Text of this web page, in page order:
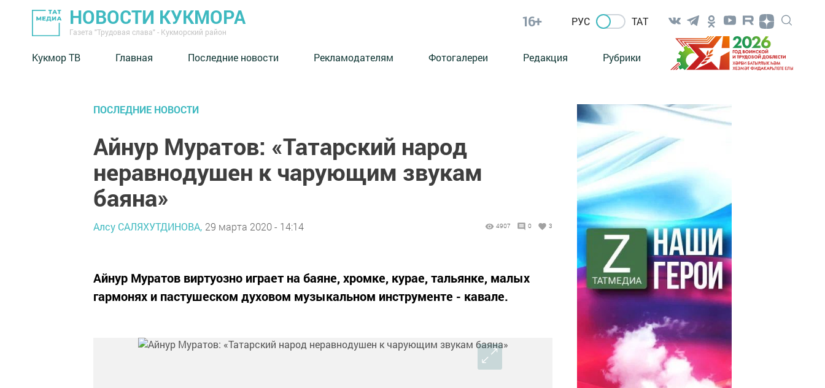
НОВОСТИ КУКМОРА
Газета "Трудовая слава" - Кукморский район
16+ РУС ТАТ
Кукмор ТВ Главная Последние новости Рекламодателям Фотогалереи Редакция Рубрики
ПОСЛЕДНИЕ НОВОСТИ
Айнур Муратов: «Татарский народ
неравнодушен к чарующим звукам
баяна»
Алсу САЛЯХУТДИНОВА, 29 марта 2020 - 14:14 4907 0 3
Айнур Муратов виртуозно играет на баяне, хромке, курае, тальянке, малых
гармонях и пастушеском духовом музыкальном инструменте - кавале.